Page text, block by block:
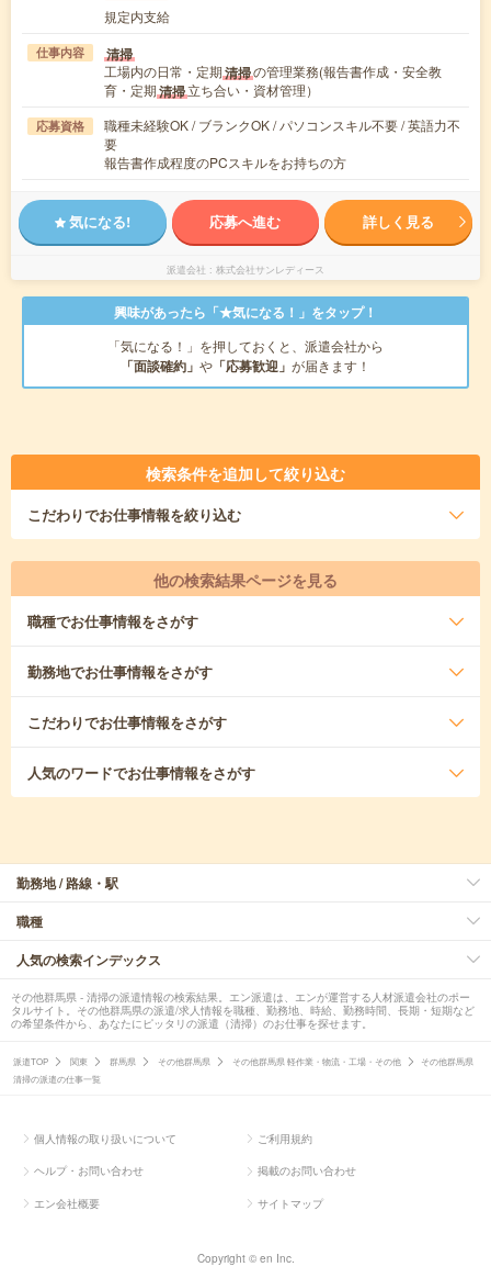
規定内支給
仕事内容 清掃
工場内の日常・定期清掃の管理業務(報告書作成・安全教
育・定期清掃立ち合い・資材管理）
応募資格
職種未経験OK / ブランクOK / パソコンスキル不要 / 英語力不
要
報告書作成程度のPCスキルをお持ちの方
気になる! 応募へ進む 詳しく見る
派遣会社 株式会社サンレディース
興味があったら「★気になる！」をタップ！
「気になる！」を押しておくと、派遣会社から
「面談確約」 や 「応募歓迎」 が届きます！
検索条件を追加して絞り込む
こだわりでお仕事情報を絞り込む
他の検索結果ページを見る
職種でお仕事情報をさがす
勤務地でお仕事情報をさがす
こだわりでお仕事情報をさがす
人気のワードでお仕事情報をさがす
勤務地 / 路線・駅
職種
人気の検索インデックス
その他群馬県 - 清掃の派遣情報の検索結果。エン派遣は、エンが運営する人材派遣会社のポー
タルサイト。その他群馬県の派遣/求人情報を職種、勤務地、時給、勤務時間、長期・短期など
の希望条件から、あなたにピッタリの派遣（清掃）のお仕事を探せます。
派遣TOP 関東 群馬県 その他群馬県 その他群馬県 軽作業・物流・工場・その他
その他群馬県
清掃の派遣の仕事一覧
個人情報の取り扱いについて ご利用規約
ヘルプ・お問い合わせ 掲載のお問い合わせ
エン会社概要 サイトマップ
Copyright © en Inc.